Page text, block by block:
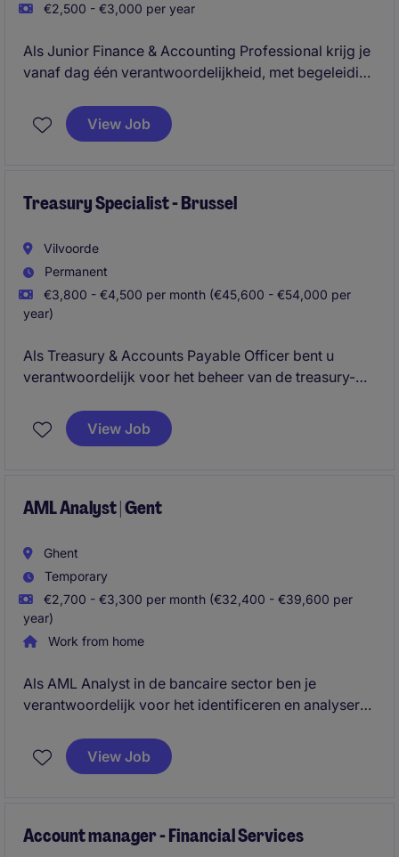
€2,500 - €3,000 per year
Als Junior Finance & Accounting Professional krijg je
vanaf dag één verantwoordelijkheid, met begeleiding
View Job
Treasury Specialist - Brussel
Vilvoorde
Permanent
€3,800 - €4,500 per month (€45,600 - €54,000 per
year)
Als Treasury & Accounts Payable Officer bent u
verantwoordelijk voor het beheer van de treasury-
binnen de afdeling Accounting & Finance. Deze
functie biedt u de kans om ervaring op te doen in een
View Job
AML Analyst | Gent
Ghent
Temporary
€2,700 - €3,300 per month (€32,400 - €39,600 per
year)
Work from home
Als AML Analyst in de bancaire sector ben je
verantwoordelijk voor het identificeren en analyseren
naleving van de regelgeving en draagt bij aan de
integriteit van het financiële systeem.
View Job
Account manager - Financial Services